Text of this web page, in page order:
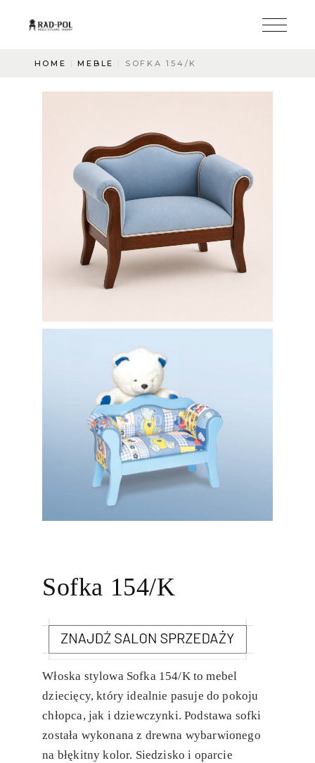
HOME MEBLE SOFKA 154/K
Sofka 154/K
Włoska stylowa Sofka 154/K to mebel
dziecięcy, który idealnie pasuje do pokoju
chłopca, jak i dziewczynki. Podstawa sofki
została wykonana z drewna wybarwionego
na błękitny kolor. Siedzisko i oparcie